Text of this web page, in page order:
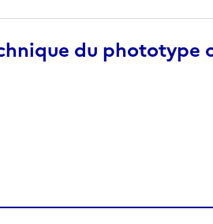
du phototype